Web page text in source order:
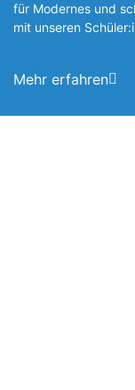
für Modernes und
mit unseren
Mehr erfahren